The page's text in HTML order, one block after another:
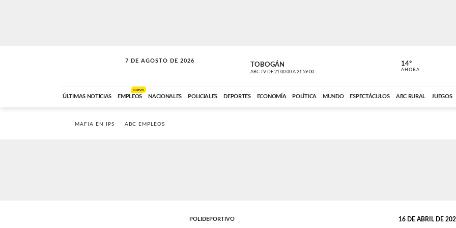
7 DE AGOSTO DE 2026
SOLO MÚSICA TOBOGÁN
ABC TV DE 21:00:00 A 21:59:00 ABC CARDINAL
14º
AHORA
ÚLTIMAS NOTICIAS EMPLEOS
NUEVO
NACIONALES POLICIALES DEPORTES ECONOMÍA POLÍTICA MUNDO ESPECTÁCULOS ABC RURAL JUEGOS
MAFIA EN IPS ABC EMPLEOS
POLIDEPORTIVO 16 DE ABRIL DE